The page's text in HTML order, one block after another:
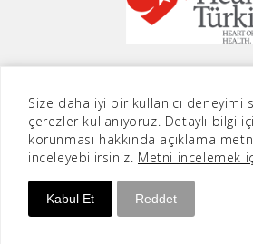
Size daha iyi bir kullanıcı deneyimi
çerezler kullanıyoruz. Detaylı bilgi
korunması hakkında açıklama
inceleyebilirsiniz. Metni incelemek
Kabul Et Reddet
Sarvon®Web